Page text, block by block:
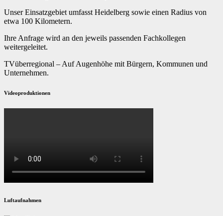
Unser Einsatzgebiet umfasst Heidelberg sowie einen Radius von
etwa 100 Kilometern.
Ihre Anfrage wird an den jeweils passenden Fachkollegen
weitergeleitet.
TVüberregional – Auf Augenhöhe mit Bürgern, Kommunen und
Unternehmen.
Videoproduktionen
Luftaufnahmen